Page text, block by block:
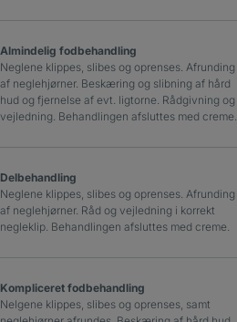
Almindelig fodbehandling
Neglene klippes, slibes og oprenses. Afrunding
af neglehjørner. Beskæring og slibning af hård
hud og fjernelse af evt. ligtorne. Rådgivning og
vejledning. Behandlingen afsluttes med creme.
Delbehandling
Neglene klippes, slibes og oprenses. Afrunding
af neglehjørner. Råd og vejledning i korrekt
negleklip. Behandlingen afsluttes med creme.
Kompliceret fodbehandling
Nelgene klippes, slibes og oprenses, samt